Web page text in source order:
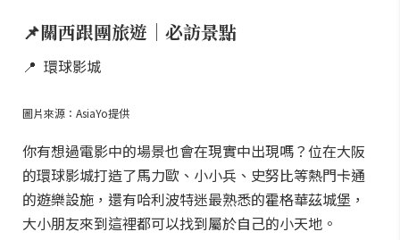
📌關西跟團旅遊｜必訪景點
📍 環球影城
圖片來源：AsiaYo提供
你有想過電影中的場景也會在現實中出現嗎？位在大阪
的環球影城打造了馬力歐、小小兵、史努比等熱門卡通
的遊樂設施，還有哈利波特迷最熟悉的霍格華茲城堡，
大小朋友來到這裡都可以找到屬於自己的小天地。